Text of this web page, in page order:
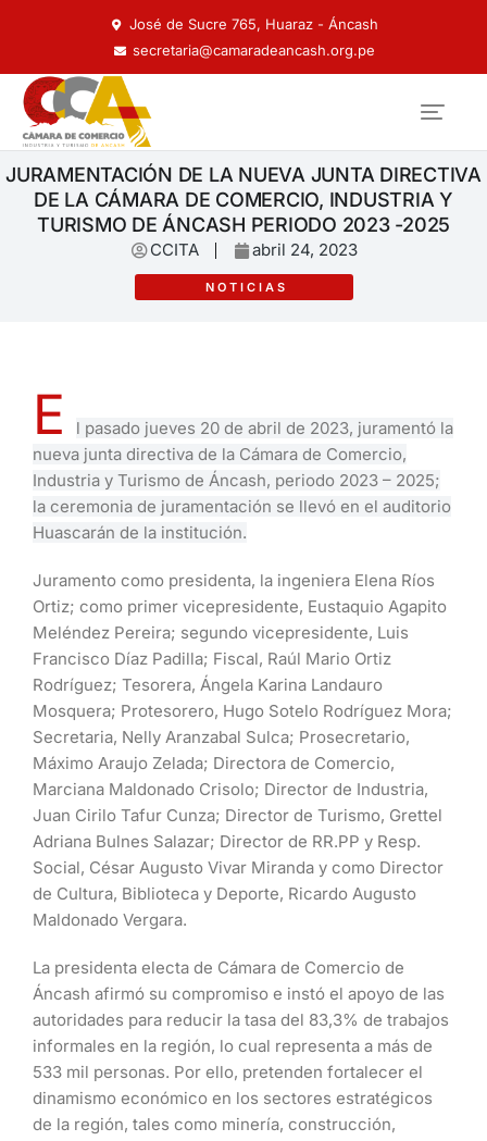
José de Sucre 765, Huaraz - Áncash
secretaria@camaradeancash.org.pe
JURAMENTACIÓN DE LA NUEVA JUNTA DIRECTIVA
DE LA CÁMARA DE COMERCIO, INDUSTRIA Y
TURISMO DE ÁNCASH PERIODO 2023 -2025
CCITA abril 24, 2023
NOTICIAS
E
l pasado jueves 20 de abril de 2023, juramentó la
nueva junta directiva de la Cámara de Comercio,
Industria y Turismo de Áncash, periodo 2023 – 2025;
la ceremonia de juramentación se llevó en el auditorio
Huascarán de la institución.
Juramento como presidenta, la ingeniera Elena Ríos
Ortiz; como primer vicepresidente, Eustaquio Agapito
Meléndez Pereira; segundo vicepresidente, Luis
Francisco Díaz Padilla; Fiscal, Raúl Mario Ortiz
Rodríguez; Tesorera, Ángela Karina Landauro
Mosquera; Protesorero, Hugo Sotelo Rodríguez Mora;
Secretaria, Nelly Aranzabal Sulca; Prosecretario,
Máximo Araujo Zelada; Directora de Comercio,
Marciana Maldonado Crisolo; Director de Industria,
Juan Cirilo Tafur Cunza; Director de Turismo, Grettel
Adriana Bulnes Salazar; Director de RR.PP y Resp.
Social, César Augusto Vivar Miranda y como Director
de Cultura, Biblioteca y Deporte, Ricardo Augusto
Maldonado Vergara.
La presidenta electa de Cámara de Comercio de
Áncash afirmó su compromiso e instó el apoyo de las
autoridades para reducir la tasa del 83,3% de trabajos
informales en la región, lo cual representa a más de
533 mil personas. Por ello, pretenden fortalecer el
dinamismo económico en los sectores estratégicos
de la región, tales como minería, construcción,